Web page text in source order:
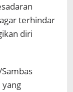
terhindar
diri
yang